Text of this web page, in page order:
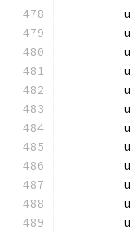
        u
        u
        u
        u
        u
        u
        u
        u
        u
        u
        u
        u